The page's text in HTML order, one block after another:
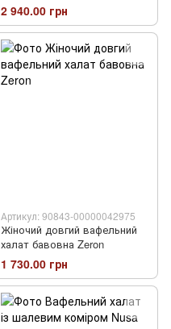
2 940.00 грн
Артикул: 90843-00000042975
Жіночий довгий вафельний
халат бавовна Zeron
1 730.00 грн